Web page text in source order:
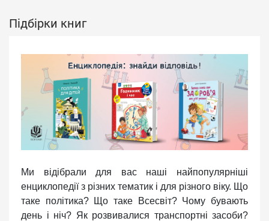
Підбірки книг
Ми відібрали для вас наші найпопулярніші
енциклопедії з різних тематик і для різного віку. Що
таке політика? Що таке Всесвіт? Чому бувають
день і ніч? Як розвивалися транспортні засоби?